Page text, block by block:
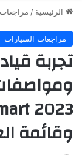
الرئيسية /
مراجعات السيارات
تجربة
وقائمة